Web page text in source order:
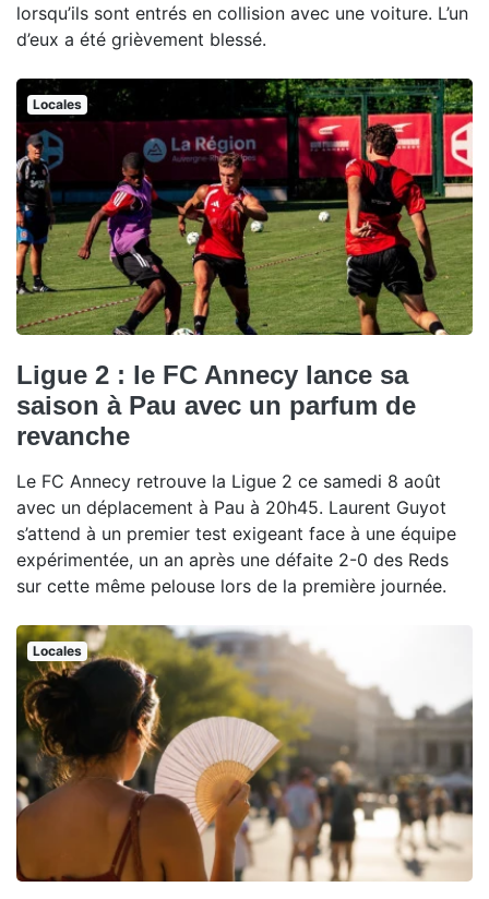
lorsqu’ils sont entrés en collision avec une voiture. L’un
d’eux a été grièvement blessé.
Locales
Ligue 2 : le FC Annecy lance sa
saison à Pau avec un parfum de
revanche
Le FC Annecy retrouve la Ligue 2 ce samedi 8 août
avec un déplacement à Pau à 20h45. Laurent Guyot
s’attend à un premier test exigeant face à une équipe
expérimentée, un an après une défaite 2-0 des Reds
sur cette même pelouse lors de la première journée.
Locales